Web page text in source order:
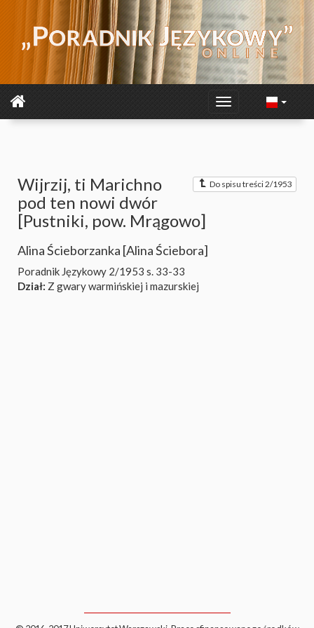
Do spisu treści 2/1953
Wijrzij, ti Marichno
pod ten nowi dwór
[Pustniki, pow. Mrągowo]
Alina Ścieborzanka [Alina Ściebora]
Poradnik Językowy 2/1953 s. 33-33
Dział: Z gwary warmińskiej i mazurskiej